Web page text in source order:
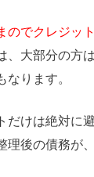
のでクレジッ
大部分の方
ります。
けは絶対に
後の債務が